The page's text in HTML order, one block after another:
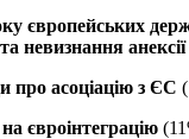
європейських
невизнання
про асоціацію з ЄС
євроінтеграцію